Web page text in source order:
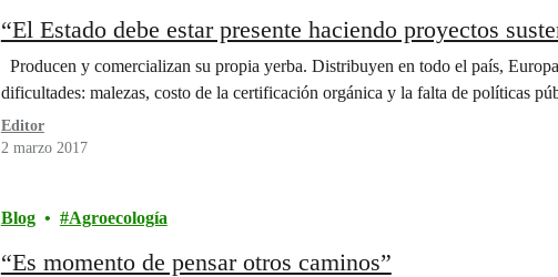
“El Estado debe estar presente haciendo proyectos
Producen y comercializan su propia yerba. Distribuyen en todo el país,
dificultades: malezas, costo de la certificación orgánica y la falta de políticas
Editor
2 marzo 2017
Blog Agroecología
“Es momento de pensar otros caminos”